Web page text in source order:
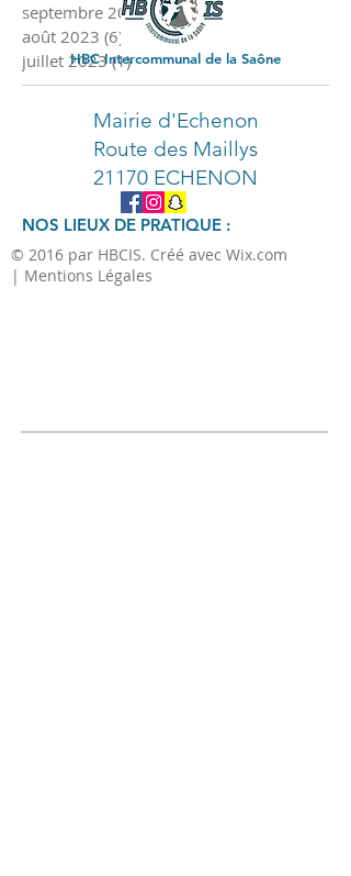
septembre 2023 (3)3 posts
août 2023 (6) 6 posts
juillet 2023 (1)1 post
NOS LIEUX DE PRATIQUE :
HBC Intercommunal de la Saône
Mairie d'Echenon
Route des Maillys
21170 ECHENON
© 2016 par HBCIS. Créé avec Wix.com
| Mentions Légales